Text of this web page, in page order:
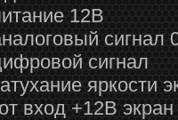
12В
сигнал
сигнал
яркости
вход +12В